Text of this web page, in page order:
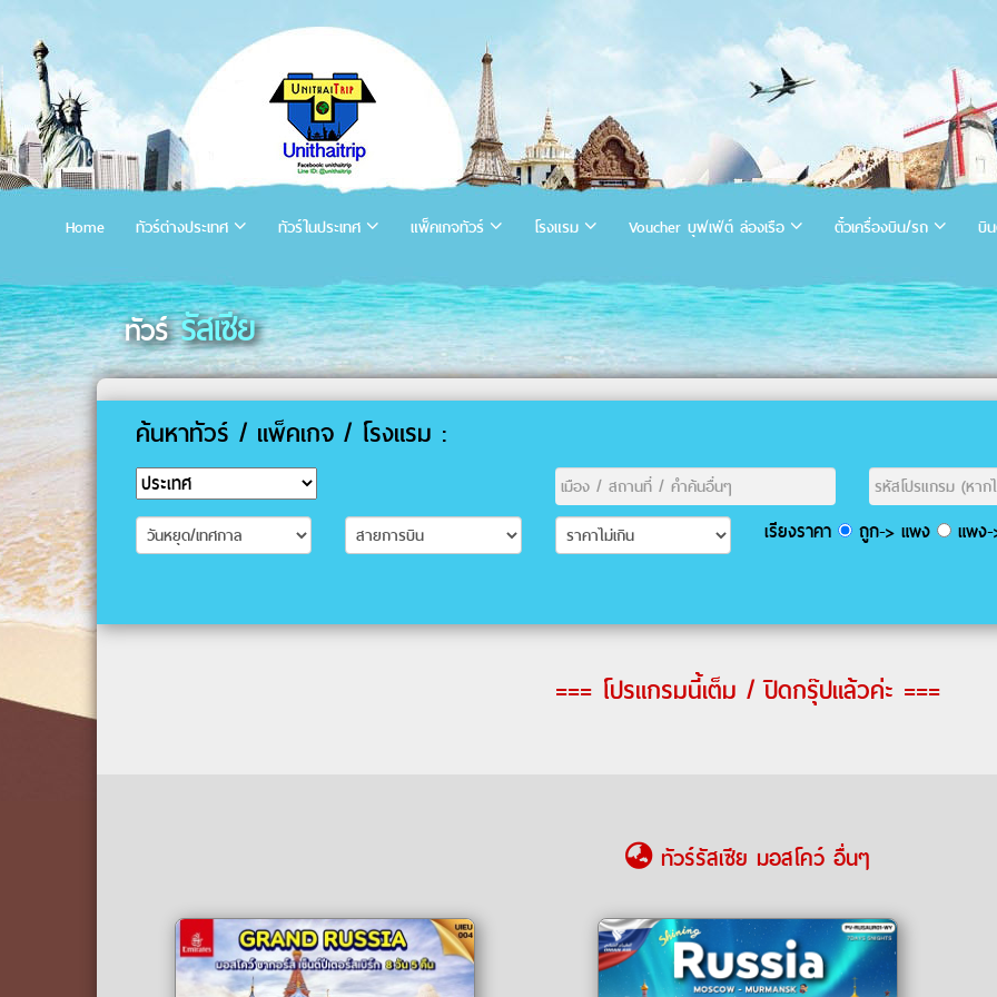
Home ทัวร์ต่างประเทศ ทัวร์ในประเทศ แพ็คเกจทัวร์ โรงแรม Voucher บุฟเฟ่ต์ ล่องเรือ ตั๋วเครื่องบิน/รถ บิ
ทัวร์ รัสเซีย
ค้นหาทัวร์ / แพ็คเกจ / โรงแรม :
เรียงราคา ถูก-> แพง แพง-
=== โปรแกรมนี้เต็ม / ปิดกรุ๊ปแล้วค่ะ ===
ทัวร์รัสเซีย มอสโคว์ อื่นๆ